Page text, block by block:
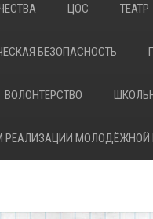
ЦОС ТЕАТР
БЕЗОПАСНОСТЬ
ВОЛОНТЕРСТВО
РЕАЛИЗАЦИИ МОЛОДЁЖНОЙ